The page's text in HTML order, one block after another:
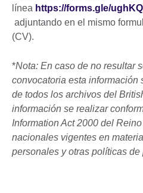
línea https://forms.gle/
adjuntando en el mismo
(CV).
*Nota: En caso de no resultar
convocatoria esta información
de todos los archivos del
información se realizar
Information Act 2000 del
nacionales vigentes en
personales y otras políticas de